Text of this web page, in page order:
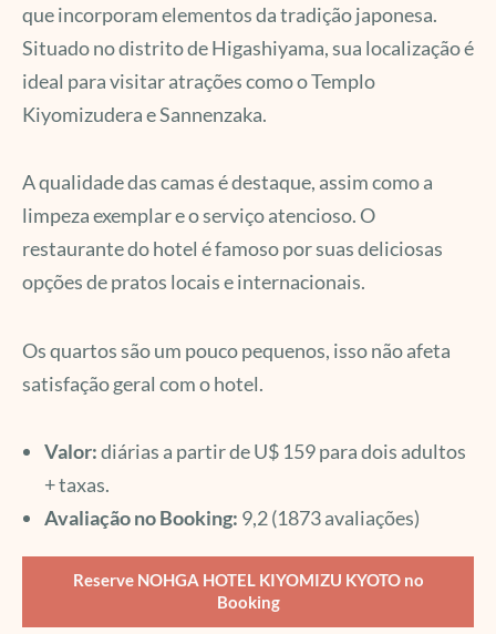
que incorporam elementos da tradição japonesa.
Situado no distrito de Higashiyama, sua localização é
ideal para visitar atrações como o Templo
Kiyomizudera e Sannenzaka.
A qualidade das camas é destaque, assim como a
limpeza exemplar e o serviço atencioso. O
restaurante do hotel é famoso por suas deliciosas
opções de pratos locais e internacionais.
Os quartos são um pouco pequenos, isso não afeta
satisfação geral com o hotel.
Valor:diárias a partir de U$ 159 para dois adultos
+ taxas.
Avaliação no Booking: 9,2 (1873 avaliações)
Reserve NOHGA HOTEL KIYOMIZU KYOTO no
Booking